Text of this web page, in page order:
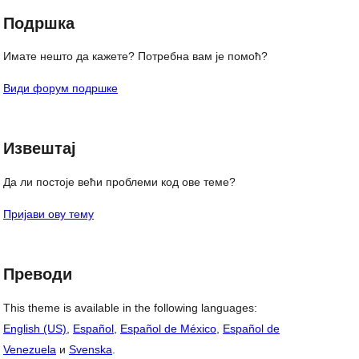
Подршка
Имате нешто да кажете? Потребна вам је помоћ?
Види форум подршке
Извештај
Да ли постоје већи проблеми код ове теме?
Пријави ову тему
Преводи
This theme is available in the following languages:
English (US)
Español Español de México Español de
Venezuela и Svenska